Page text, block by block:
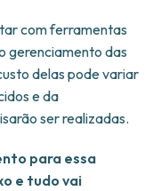
com ferramentas
gerenciamento das
delas pode variar
e da
ser realizadas.
para essa
e tudo vai